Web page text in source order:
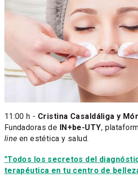
11:00 h - Cristina Casaldáliga y
Fundadoras de IN+be-UTY,
line en estética y salud.
"Todos los secretos del
terapéutica en tu centro de